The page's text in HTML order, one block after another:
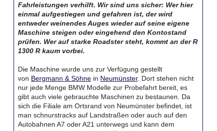
Fahrleistungen verhilft. Wir sind uns sicher: Wer hier
einmal aufgestiegen und gefahren ist, der wird
entweder weinendes Auges wieder auf seine eigene
Maschine steigen oder eingehend den Kontostand
prüfen. Wer auf starke Roadster steht, kommt an der R
1300 R kaum vorbei.
Die Maschine wurde uns zur Verfügung gestellt
von Bergmann & Söhne in Neumünster. Dort stehen nicht
nur jede Menge BMW Modelle zur Probefahrt bereit, es
gibt auch viele gebrauchte Maschinen zu bestaunen. Da
sich die Filiale am Ortsrand von Neumünster befindet, ist
man schnurstracks auf Landstraßen oder auch auf den
Autobahnen A7 oder A21 unterwegs und kann dem